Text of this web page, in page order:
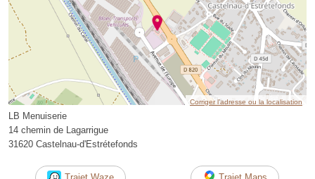
Corriger l’adresse ou la localisation
LB Menuiserie
14 chemin de Lagarrigue
31620 Castelnau-d'Estrétefonds